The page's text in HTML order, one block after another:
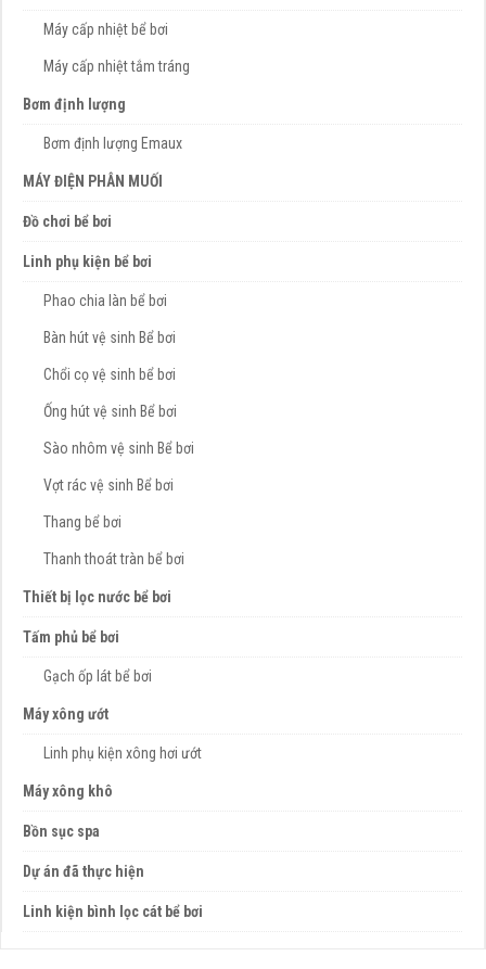
Máy cấp nhiệt bể bơi
Máy cấp nhiệt tắm tráng
Bơm định lượng
Bơm định lượng Emaux
MÁY ĐIỆN PHÂN MUỐI
Đồ chơi bể bơi
Linh phụ kiện bể bơi
Phao chia làn bể bơi
Bàn hút vệ sinh Bể bơi
Chổi cọ vệ sinh bể bơi
Ống hút vệ sinh Bể bơi
Sào nhôm vệ sinh Bể bơi
Vợt rác vệ sinh Bể bơi
Thang bể bơi
Thanh thoát tràn bể bơi
Thiết bị lọc nước bể bơi
Tấm phủ bể bơi
Gạch ốp lát bể bơi
Máy xông ướt
Linh phụ kiện xông hơi ướt
Máy xông khô
Bồn sục spa
Dự án đã thực hiện
Linh kiện bình lọc cát bể bơi